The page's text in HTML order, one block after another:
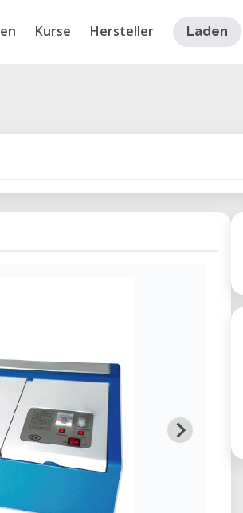
Kurse Hersteller Laden